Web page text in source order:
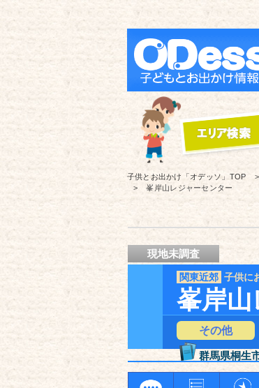
子供とお出かけ「オデッソ」 TOP
峯岸山レジャーセンター
現地未調査
関東近郊 子供に
峯岸
その他
群馬県桐生